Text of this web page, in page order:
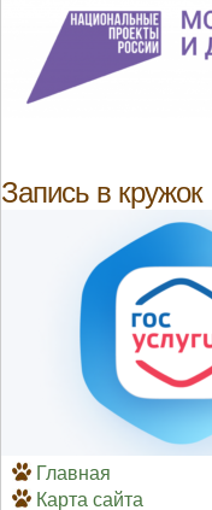
Запись в кружок
Главная
Карта сайта